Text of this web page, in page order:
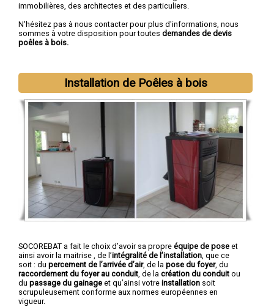
immobilières, des architectes et des particuliers.
N'hésitez pas à nous contacter pour plus d'informations, nous
sommes à votre disposition pour toutes demandes de devis
poêles à bois.
Installation de Poêles à bois
SOCOREBAT a fait le choix d’avoir sa propre équipe de pose et
ainsi avoir la maitrise , de l’intégralité de l’installation, que ce
soit : du percement de l’arrivée d’air, de la pose du foyer, du
raccordement du foyer au conduit, de la création du conduit ou
du passage du gainage et qu’ainsi votre installation soit
scrupuleusement conforme aux normes européennes en
vigueur.